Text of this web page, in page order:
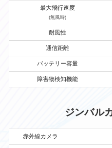
最大飛行速度
(無風時)
耐風性
通信距離
バッテリー容量
障害物検知機能
ジンバル
赤外線カメラ